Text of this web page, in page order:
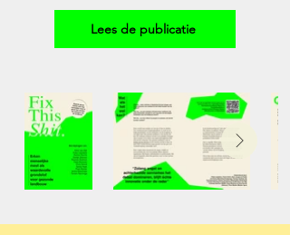
Lees de publicatie